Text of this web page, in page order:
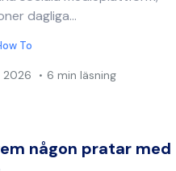
dagliga...
To
2026 6 min läsning
någon pratar med